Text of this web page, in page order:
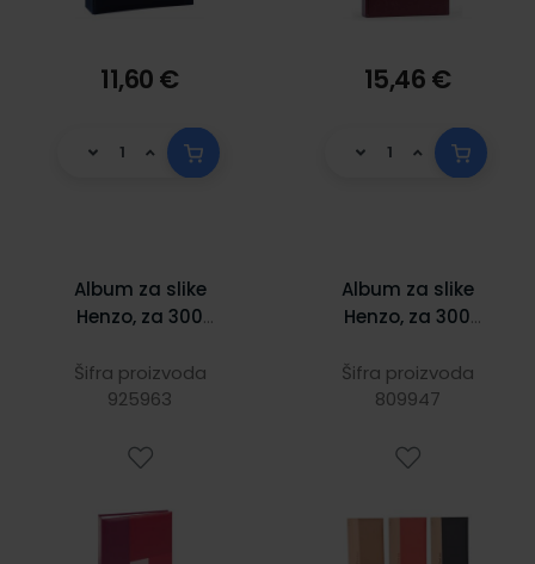
11,60 € 15,46 €
Album za slike
Henzo, za 300
100 x 150 mm, na
ulaganje, Nexus,
Šifra proizvoda
925963
Album za slike
Henzo, za 300
10x15 cm, na
ulaganje,
sortirano
Šifra proizvoda
809947